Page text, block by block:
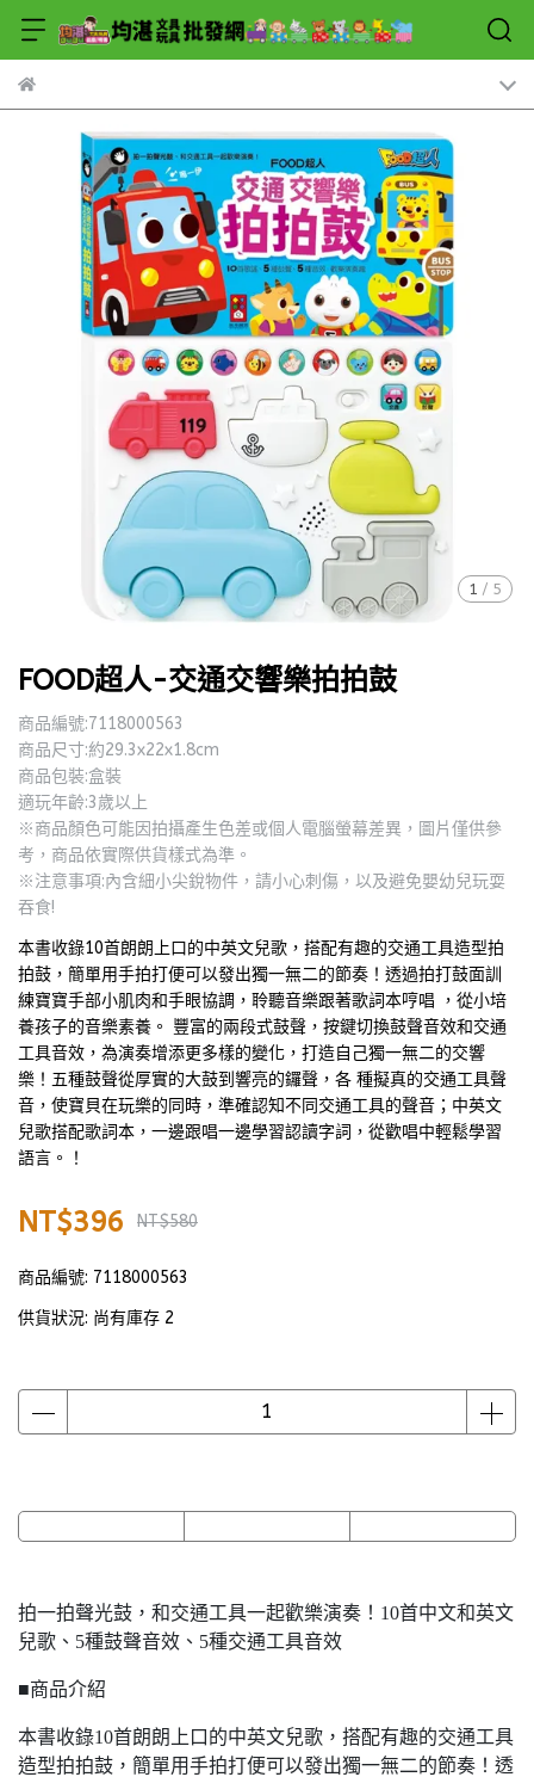
1 / 5
FOOD超人-交通交響樂拍拍鼓
商品編號:7118000563
商品尺寸:約29.3x22x1.8cm
商品包裝:盒裝
適玩年齡:3歲以上
※商品顏色可能因拍攝產生色差或個人電腦螢幕差異，圖片僅供參
考，商品依實際供貨樣式為準。
※注意事項:內含細小尖銳物件，請小心刺傷，以及避免嬰幼兒玩耍
吞食!
本書收錄10首朗朗上口的中英文兒歌，搭配有趣的交通工具造型拍
拍鼓，簡單用手拍打便可以發出獨一無二的節奏！透過拍打鼓面訓
練寶寶手部小肌肉和手眼協調，聆聽音樂跟著歌詞本哼唱 ，從小培
養孩子的音樂素養。 豐富的兩段式鼓聲，按鍵切換鼓聲音效和交通
工具音效，為演奏增添更多樣的變化，打造自己獨一無二的交響
樂！五種鼓聲從厚實的大鼓到響亮的鑼聲，各 種擬真的交通工具聲
音，使寶貝在玩樂的同時，準確認知不同交通工具的聲音；中英文
兒歌搭配歌詞本，一邊跟唱一邊學習認讀字詞，從歡唱中輕鬆學習
語言。！
NT$396 NT$580
商品編號: 7118000563
供貨狀況: 尚有庫存 2
拍一拍聲光鼓，和交通工具一起歡樂演奏！10首中文和英文
兒歌、5種鼓聲音效、5種交通工具音效
■商品介紹
本書收錄10首朗朗上口的中英文兒歌，搭配有趣的交通工具
造型拍拍鼓，簡單用手拍打便可以發出獨一無二的節奏！透